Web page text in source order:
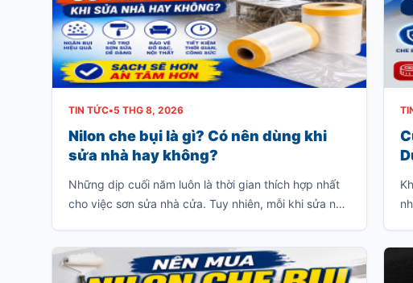
TIN TỨC•5 THG 8, 2026
Nilon che bụi là gì? Có nên dùng khi
sửa nhà hay không?
Những dịp cuối năm luôn là thời gian thích hợp nhất
cho việc sơn sửa nhà cửa. Tuy nhiên, mỗi khi sửa nhà
bàn ghế v.v…